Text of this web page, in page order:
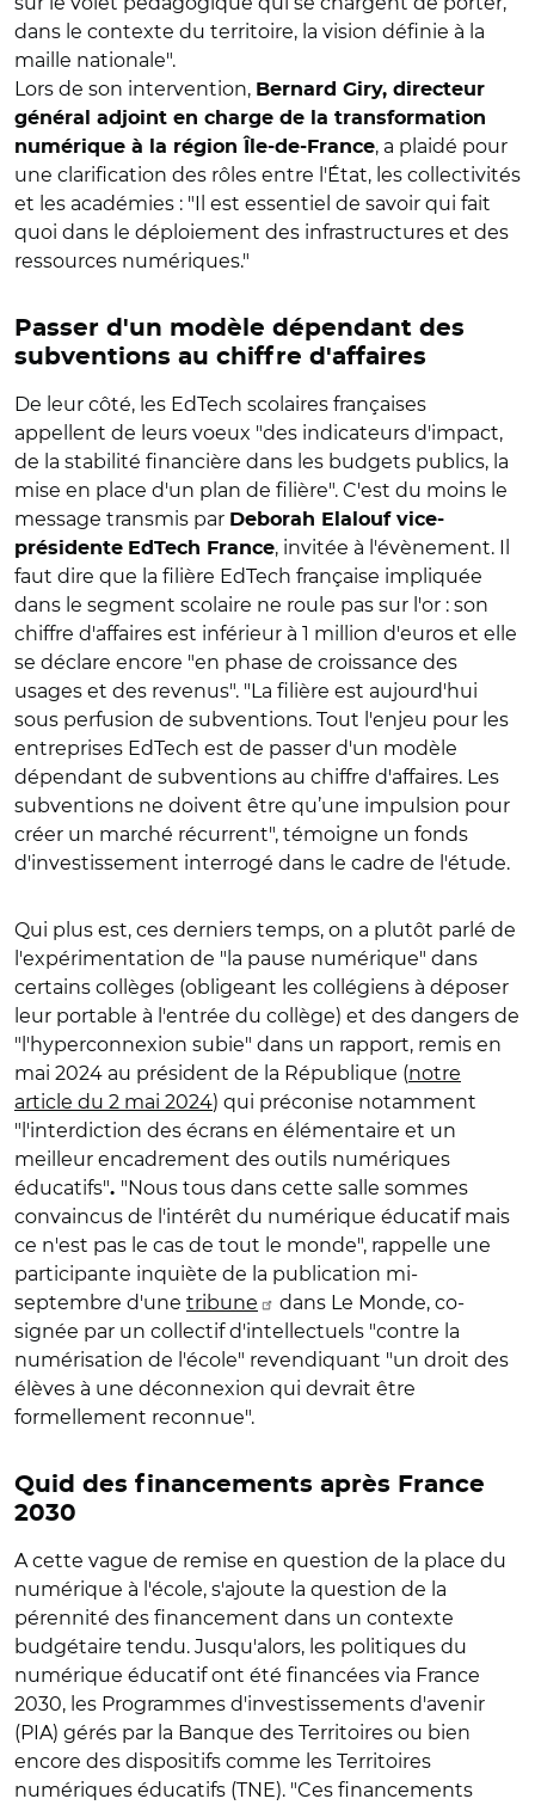
dans le contexte du territoire, la vision définie à la
maille nationale".
Lors de son intervention, Bernard Giry, directeur
général adjoint en charge de la transformation
numérique à la région Île-de-France, a plaidé pour
une clarification des rôles entre l'État, les collectivités
et les académies : "Il est essentiel de savoir qui fait
quoi dans le déploiement des infrastructures et des
ressources numériques."
Passer d'un modèle dépendant des
subventions au chiffre d'affaires
De leur côté, les EdTech scolaires françaises
appellent de leurs voeux "des indicateurs d'impact,
de la stabilité financière dans les budgets publics, la
mise en place d'un plan de filière". C'est du moins le
message transmis par Deborah Elalouf vice-
présidente EdTech France, invitée à l'évènement. Il
faut dire que la filière EdTech française impliquée
dans le segment scolaire ne roule pas sur l'or : son
chiffre d'affaires est inférieur à 1 million d'euros et elle
se déclare encore "en phase de croissance des
usages et des revenus". "La filière est aujourd'hui
sous perfusion de subventions. Tout l'enjeu pour les
entreprises EdTech est de passer d'un modèle
dépendant de subventions au chiffre d'affaires. Les
subventions ne doivent être qu’une impulsion pour
créer un marché récurrent", témoigne un fonds
d'investissement interrogé dans le cadre de l'étude.
Qui plus est, ces derniers temps, on a plutôt parlé de
l'expérimentation de "la pause numérique" dans
certains collèges (obligeant les collégiens à déposer
leur portable à l'entrée du collège) et des dangers de
"l'hyperconnexion subie" dans un rapport, remis en
mai 2024 au président de la République (notre
article du 2 mai 2024) qui préconise notamment
"l'interdiction des écrans en élémentaire et un
meilleur encadrement des outils numériques
éducatifs". "Nous tous dans cette salle sommes
convaincus de l'intérêt du numérique éducatif mais
ce n'est pas le cas de tout le monde", rappelle une
participante inquiète de la publication mi-
septembre d'une tribune
dans Le Monde, co-
signée par un collectif d'intellectuels "contre la
numérisation de l'école" revendiquant "un droit des
élèves à une déconnexion qui devrait être
formellement reconnue".
Quid des financements après France
2030
A cette vague de remise en question de la place du
numérique à l'école, s'ajoute la question de la
pérennité des financement dans un contexte
budgétaire tendu. Jusqu'alors, les politiques du
numérique éducatif ont été financées via France
2030, les Programmes d'investissements d'avenir
(PIA) gérés par la Banque des Territoires ou bien
encore des dispositifs comme les Territoires
numériques éducatifs (TNE). "Ces financements